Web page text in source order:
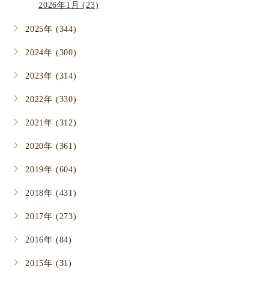
2026年1月 (23)
2025年 (344)
2024年 (300)
2023年 (314)
2022年 (330)
2021年 (312)
2020年 (361)
2019年 (604)
2018年 (431)
2017年 (273)
2016年 (84)
2015年 (31)